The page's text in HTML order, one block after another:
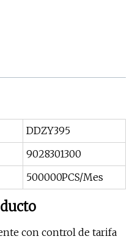
DDZY395
9028301300
500000PCS/Mes
con control de tarifa